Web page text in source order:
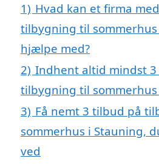
1) Hvad kan et firma
tilbygning til sommerhus
hjælpe med?
2) Indhent altid mindst
tilbygning til sommerhus
3) Få nemt 3 tilbud på
sommerhus i Stauning,
ved